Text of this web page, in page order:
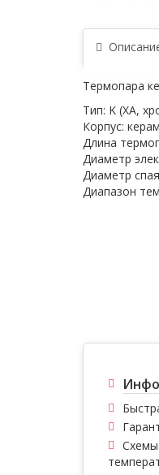
Термопара
Тип: K (XA,
Корпус:
Длина
Диаметр
Диаметр
Диапазон